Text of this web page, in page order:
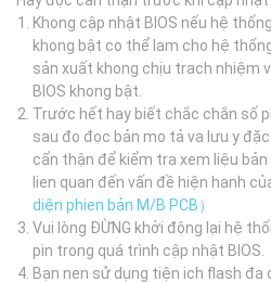
Khong cập nhật BIOS nếu hệ
khong bật co thể lam cho hệ
sản xuất khong chịu trach nhiệm
BIOS khong bật.
Trước hết hay biết chắc chắn số
sau đo đọc bản mo tả va lưu y
cẩn thận để kiểm tra xem liệu bản
lien quan đến vấn đề hiện hanh
diện phien bản M/B PCB）
Vui lòng ĐỪNG khởi động lại hệ
pin trong quá trình cập nhật BIOS.
Bạn nen sử dụng tiện ich flash